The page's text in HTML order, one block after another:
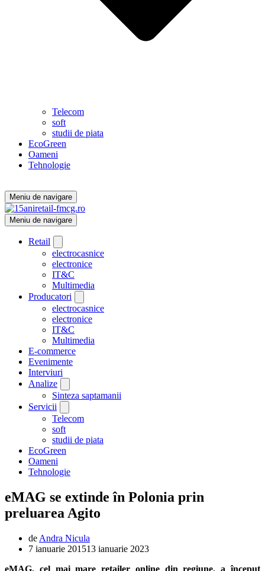
Telecom
soft
studii de piata
EcoGreen
Oameni
Tehnologie
Meniu de navigare
Meniu de navigare
Retail
electrocasnice
electronice
IT&C
Multimedia
Producatori
electrocasnice
electronice
IT&C
Multimedia
E-commerce
Evenimente
Interviuri
Analize
Sinteza saptamanii
Servicii
Telecom
soft
studii de piata
EcoGreen
Oameni
Tehnologie
eMAG se extinde în Polonia prin
preluarea Agito
de Andra Nicula
7 ianuarie 201513 ianuarie 2023
eMAG, cel mai mare retailer online din regiune, a început